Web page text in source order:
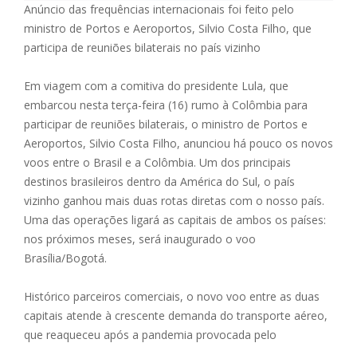
Anúncio das frequências internacionais foi feito pelo
ministro de Portos e Aeroportos, Silvio Costa Filho, que
participa de reuniões bilaterais no país vizinho
Em viagem com a comitiva do presidente Lula, que
embarcou nesta terça-feira (16) rumo à Colômbia para
participar de reuniões bilaterais, o ministro de Portos e
Aeroportos, Silvio Costa Filho, anunciou há pouco os novos
voos entre o Brasil e a Colômbia. Um dos principais
destinos brasileiros dentro da América do Sul, o país
vizinho ganhou mais duas rotas diretas com o nosso país.
Uma das operações ligará as capitais de ambos os países:
nos próximos meses, será inaugurado o voo
Brasília/Bogotá.
Histórico parceiros comerciais, o novo voo entre as duas
capitais atende à crescente demanda do transporte aéreo,
que reaqueceu após a pandemia provocada pelo